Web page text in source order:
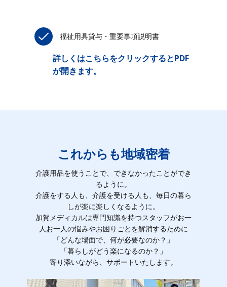
福祉用具貸与・重要事項説明書
詳しくはこちらをクリックするとPDF
が開きます。
これからも地域密着
介護用品を使うことで、できなかったことができ
るように。
介護をする人も、介護を受ける人も、毎日の暮ら
しが楽に楽しくなるように。
加賀メディカルは専門知識を持つスタッフがお一
人お一人の悩みやお困りごとを解消するために
「どんな場面で、何が必要なのか？」
「暮らしがどう楽になるのか？」
寄り添いながら、サポートいたします。